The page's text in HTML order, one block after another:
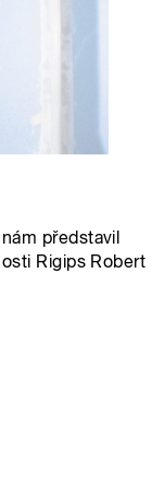
představil
Rigips Robert